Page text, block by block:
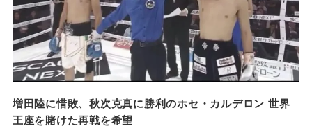
増田陸に惜敗、秋次克真に勝利のホセ・カルデロン 世界
王座を賭けた再戦を希望